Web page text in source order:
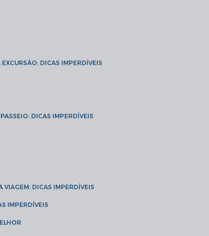
EXCURSÃO: DICAS IMPERDÍVEIS
PASSEIO: DICAS IMPERDÍVEIS
VIAGEM: DICAS IMPERDÍVEIS
IMPERDÍVEIS